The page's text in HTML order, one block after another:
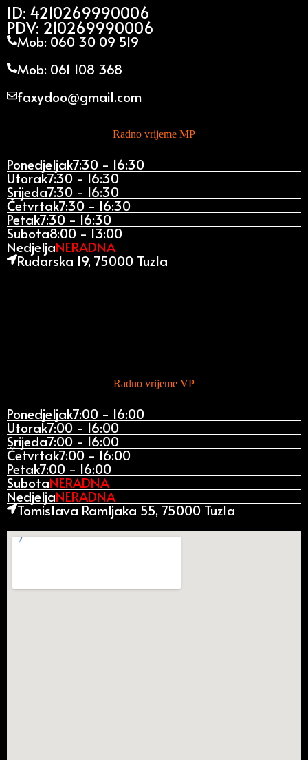
ID: 4210269990006
PDV: 210269990006
Mob: 060 30 09 519
Mob: 061 108 368
faxydoo@gmail.com
Radno vrijeme MP
Ponedjeljak7:30 - 16:30
Utorak7:30 - 16:30
Srijeda7:30 - 16:30
Četvrtak7:30 - 16:30
Petak7:30 - 16:30
Subota8:00 - 13:00
NedjeljaNERADNA
Rudarska 19, 75000 Tuzla
Radno vrijeme VP
Ponedjeljak7:00 - 16:00
Utorak7:00 - 16:00
Srijeda7:00 - 16:00
Četvrtak7:00 - 16:00
Petak7:00 - 16:00
SubotaNERADNA
NedjeljaNERADNA
Tomislava Ramljaka 55, 75000 Tuzla